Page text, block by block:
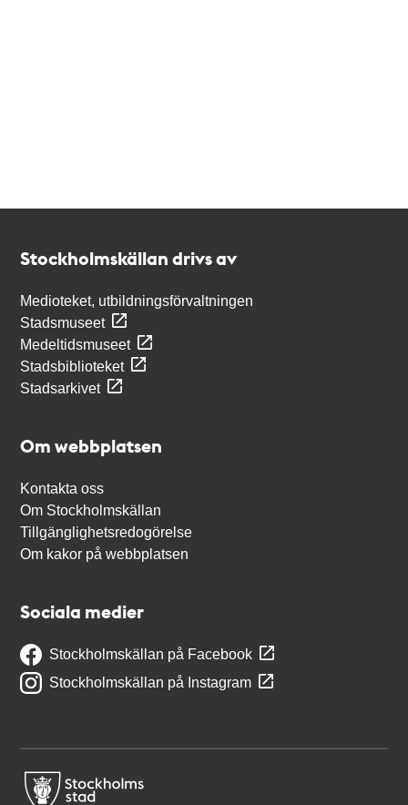
Stockholmskällan drivs av
Medioteket, utbildningsförvaltningen
Stadsmuseet
Medeltidsmuseet
Stadsbiblioteket
Stadsarkivet
Om webbplatsen
Kontakta oss
Om Stockholmskällan
Tillgänglighetsredogörelse
Om kakor på webbplatsen
Sociala medier
Stockholmskällan på Facebook
Stockholmskällan på Instagram